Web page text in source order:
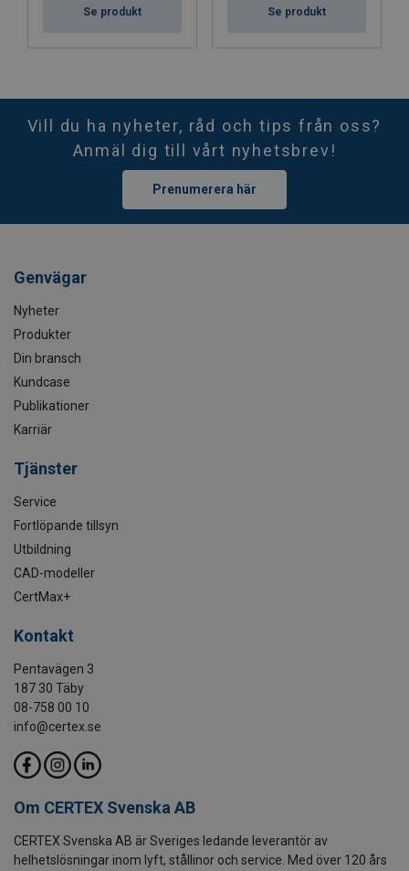
Se produkt Se produkt
Vill du ha nyheter, råd och tips från oss?
Anmäl dig till vårt nyhetsbrev!
Prenumerera här
Genvägar
Nyheter
Produkter
Din bransch
Kundcase
Publikationer
Karriär
Tjänster
Service
Fortlöpande tillsyn
Utbildning
CAD-modeller
CertMax+
Kontakt
Pentavägen 3
187 30 Täby
08-758 00 10
info@certex.se
Om CERTEX Svenska AB
CERTEX Svenska AB är Sveriges ledande leverantör av
helhetslösningar inom lyft, stållinor och service. Med över 120 års